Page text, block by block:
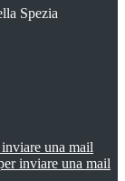
Spezia
una mail
inviare una mail